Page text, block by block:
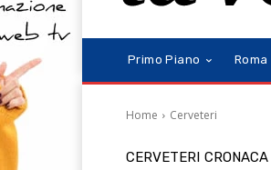
Primo Piano Roma
Home Cerveteri
CERVETERI CRONACA